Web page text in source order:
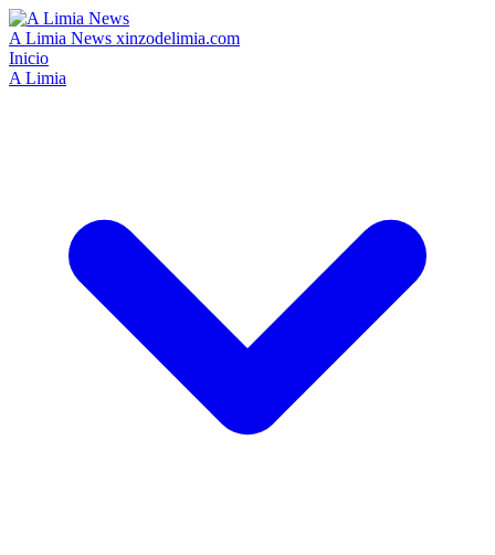
A Limia News xinzodelimia.com
Inicio
A Limia